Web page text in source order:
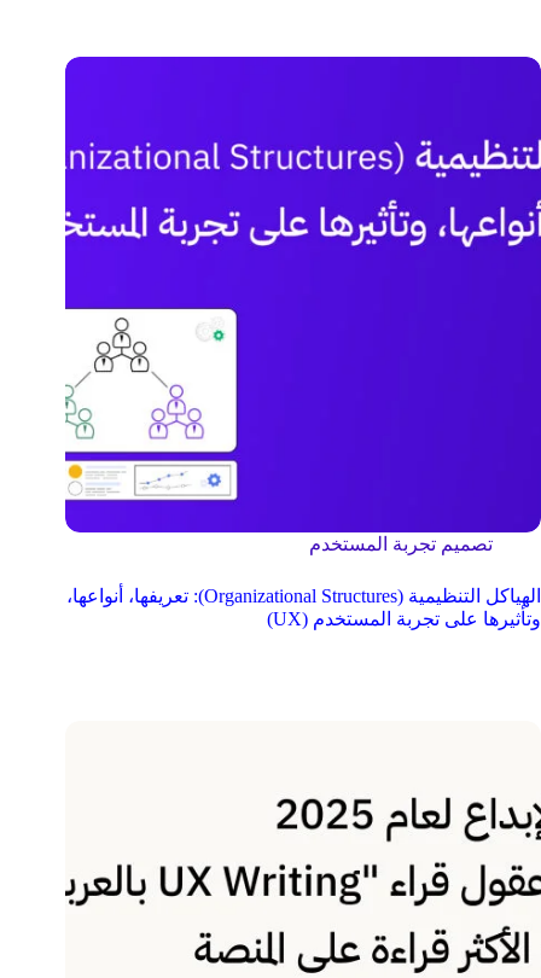
تصميم تجربة المستخدم
الهياكل التنظيمية (Organizational Structures): تعريفها، أنواعها،
وتأثيرها على تجربة المستخدم (UX)